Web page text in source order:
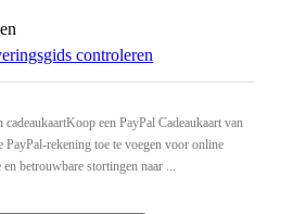
controleren
cadeaukaartKoop een PayPal Cadeaukaart van
PayPal-rekening toe te voegen voor online
betrouwbare stortingen naar ...